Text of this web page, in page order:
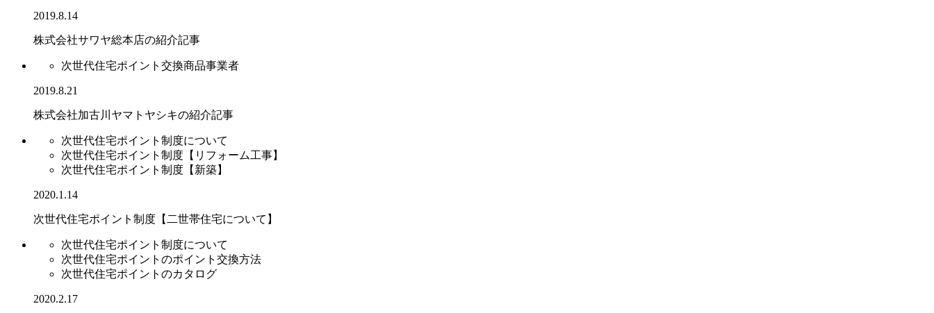
2019.8.14
株式会社サワヤ総本店の紹介記事
次世代住宅ポイント交換商品事業者
2019.8.21
株式会社加古川ヤマトヤシキの紹介記事
次世代住宅ポイント制度について
次世代住宅ポイント制度【リフォーム工事】
次世代住宅ポイント制度【新築】
2020.1.14
次世代住宅ポイント制度【二世帯住宅について】
次世代住宅ポイント制度について
次世代住宅ポイントのポイント交換方法
次世代住宅ポイントのカタログ
2020.2.17